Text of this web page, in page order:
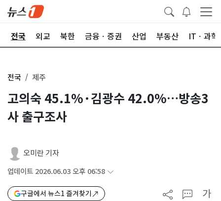
전국 외교 북한 금융ㆍ증권 산업 부동산 ITㆍ과학
전국 제주
고의숙 45.1%·김광수 42.0%…방송3
사 출구조사
오미란 기자
업데이트 2026.06.03 오후 06:58
구글에서 뉴스1 즐겨찾기 가